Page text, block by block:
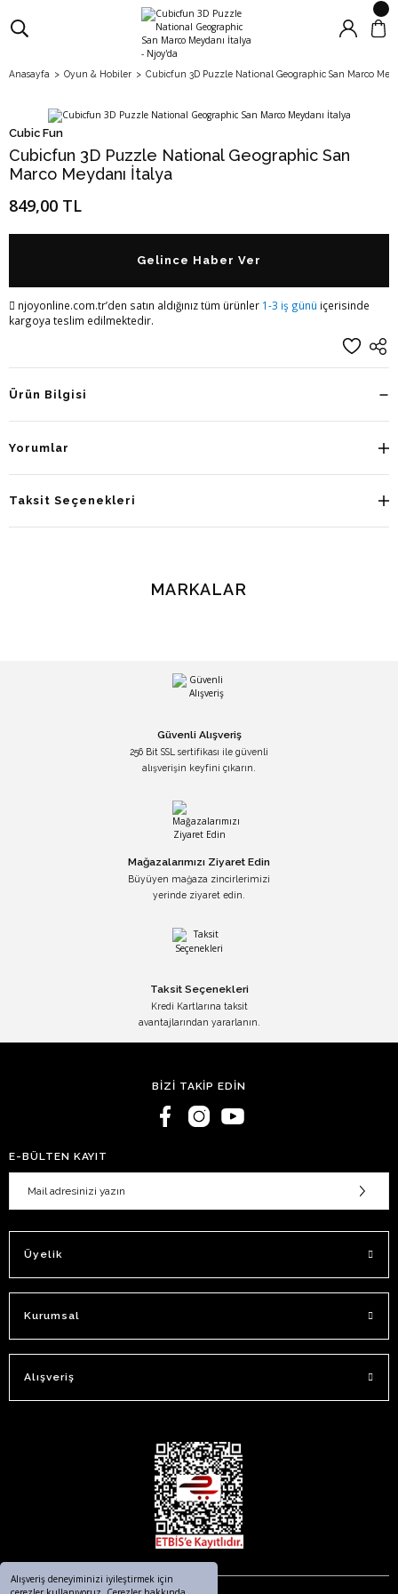
Alışveriş deneyiminizi iyileştirmek için
Anasayfa Oyun & Hobiler Cubicfun 3D Puzzle National Geographic San Marco
Cubic Fun
Cubicfun 3D Puzzle National Geographic San
Marco Meydanı İtalya
849,00 TL
Gelince Haber Ver
njoyonline.com.tr’den satın aldığınız tüm ürünler 1-3 iş günü içerisinde
kargoya teslim edilmektedir.
Ürün Bilgisi
Yorumlar
Taksit Seçenekleri
MARKALAR
Güvenli Alışveriş
256 Bit SSL sertifikası ile güvenli
alışverişin keyfini çıkarın.
Mağazalarımızı Ziyaret Edin
Büyüyen mağaza zincirlerimizi
yerinde ziyaret edin.
Taksit Seçenekleri
Kredi Kartlarına taksit
avantajlarından yararlanın.
BİZİ TAKİP EDİN
E-BÜLTEN KAYIT
Üyelik
Kurumsal
Alışveriş